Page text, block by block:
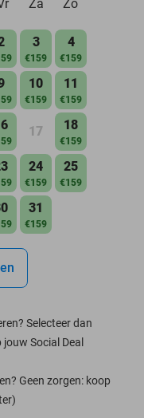
Za Zo
3
€159
4
€159
10
€159
11
€159
17 18
€159
24
€159
25
€159
31
€159
Selecteer dan
Social Deal
Geen zorgen: koop